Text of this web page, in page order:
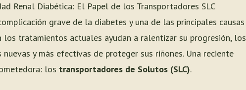
Renal Diabética: El Papel de los Transportadores SLC
grave de la diabetes y una de las principales causas
los tratamientos actuales ayudan a ralentizar su progresión, los
y más efectivas de proteger sus riñones. Una reciente
los transportadores de Solutos (SLC).